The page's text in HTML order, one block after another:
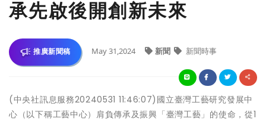
承先啟後開創新未來
推廣新聞稿 May 31,2024 新聞 新聞時事
(中央社訊息服務20240531 11:46:07)國立臺灣工藝研究發展中
心（以下稱工藝中心）肩負傳承及振興「臺灣工藝」的使命，從1